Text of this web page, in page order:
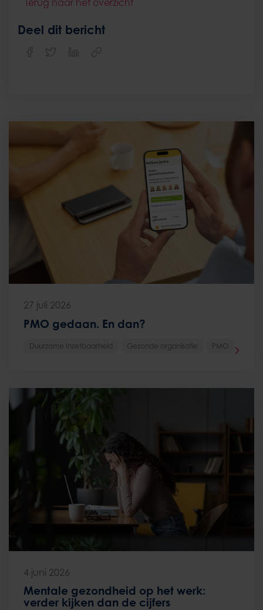
Terug naar het overzicht
Deel dit bericht
27 juli 2026
PMO gedaan. En dan?
Duurzame Inzetbaarheid Gezonde organisatie PMO
4 juni 2026
Mentale gezondheid op het werk:
verder kijken dan de cijfers